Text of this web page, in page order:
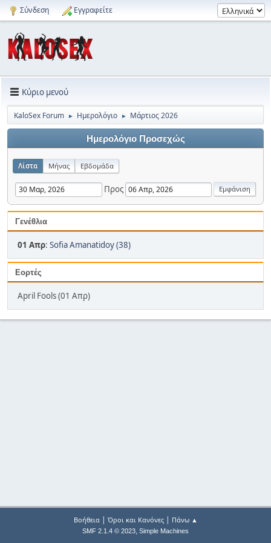
Σύνδεση Εγγραφείτε
Κύριο μενού
KaloSex Forum ► Ημερολόγιο ► Μάρτιος 2026
Ημερολόγιο Προσεχώς
Λίστα Μήνας Εβδομάδα
Προς
Γενέθλια
01 Απρ: Sofia Amanatidoy (38)
Εορτές
April Fools (01 Απρ)
Βοήθεια| Όροι και Κανόνες| Πάνω ▲
SMF 2.1.4 © 2023, Simple Machines